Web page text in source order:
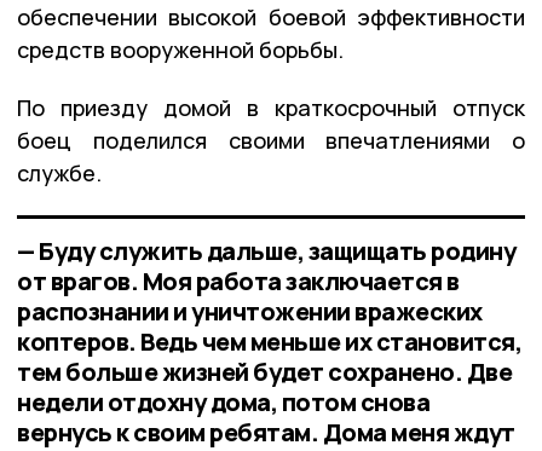
обеспечении высокой боевой эффективности
средств вооруженной борьбы.
По приезду домой в краткосрочный отпуск
боец поделился своими впечатлениями о
службе.
— Буду служить дальше, защищать родину
от врагов. Моя работа заключается в
распознании и уничтожении вражеских
коптеров. Ведь чем меньше их становится,
тем больше жизней будет сохранено. Две
недели отдохну дома, потом снова
вернусь к своим ребятам. Дома меня ждут